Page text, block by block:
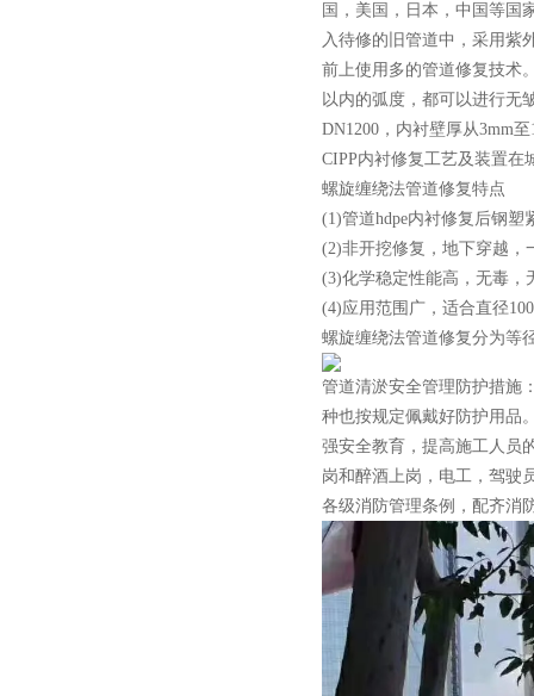
国，美国，日本，中国等国
入待修的旧管道中，采用紫
前上使用多的管道修复技术
以内的弧度，都可以进行无
DN1200，内衬壁厚从3mm
CIPP内衬修复工艺及装置在
螺旋缠绕法管道修复特点
(1)管道hdpe内衬修复后钢
(2)非开挖修复，地下穿越，
(3)化学稳定性能高，无毒
(4)应用范围广，适合直径
螺旋缠绕法管道修复分为等
管道清淤安全管理防护措施
种也按规定佩戴好防护用品
强安全教育，提高施工人员
岗和醉酒上岗，电工，驾驶
各级消防管理条例，配齐消